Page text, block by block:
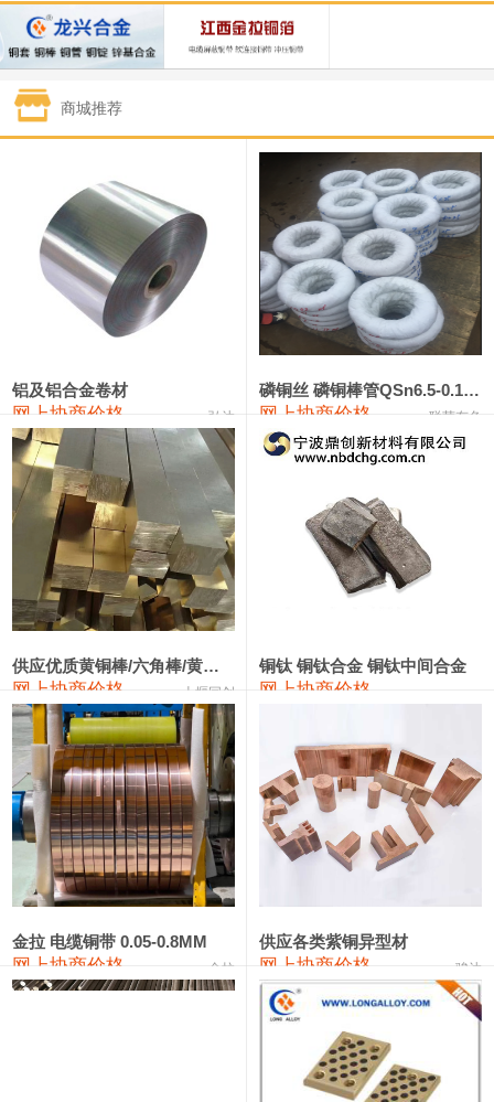
1#镍 129,550—130,750
1#白银 15,100—15,110 15,105 -70
钯金
331,000 -10,000
89,000—95,000 92,000 1,000
2#锑 85,000—91,000 88,000 1,000
1#镁 17,000—18,000 17,500 0
18,900—19,100 19,000 100
1#电解锰(99.7%袋装) 18,000—18,200 18,100 100
1#铬 60,000—82,000
553#硅 9,300—9,500
441#硅 9,600—9,800 9,700
3303#硅 10,300—10,500 10,400
2202#硅 14,100—14,300
金属硅3303#-2202# 10,400—14,200 12,300 0
漆包线 111,970—115,970 113,970
磷铜合金 110,800—117,600 114,200 400
无氧铜丝(硬) 109,710—110,010 109,860
R410A专用紫铜管 113,700—113,700
铸造铝合金锭(A380） 26,300—26,500 26,400 100
100
24,400
商城推荐
铝及铝合金卷材
网上协商价格 弘达
磷铜丝 磷铜棒管QSn6.5-0.1 7-0.2 8-0.3
网上协商价格 联荣有色
供应优质黄铜棒/六角棒/黄铜方板
网上协商价格 十堰同创
铜钛 铜钛合金 铜钛中间合金
网上协商价格
金拉 电缆铜带 0.05-0.8MM
网上协商价格 金拉
供应各类紫铜异型材
网上协商价格 骏达